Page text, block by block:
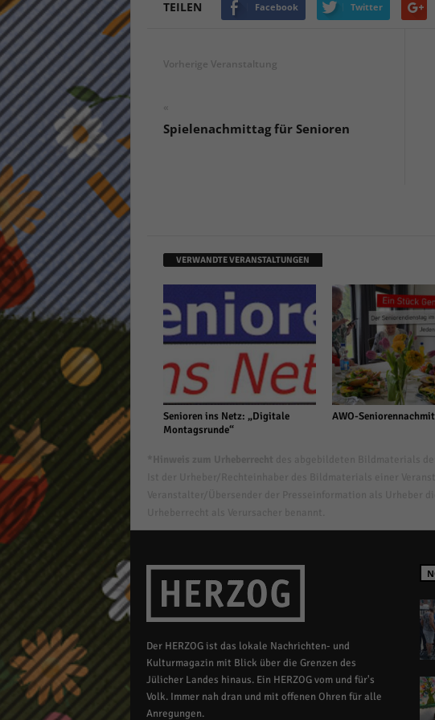
TEILEN Facebook Twitter
Vorherige Veranstaltung
«
Spielenachmittag für Senioren
VERWANDTE VERANSTALTUNGEN
Senioren ins Netz: „Digitale
Montagsrunde“
AWO-
Der HERZOG ist das lokale Nachrichten- und
Kulturmagazin mit Blick über die Grenzen des
Jülicher Landes hinaus. Ein HERZOG vom und für's
Volk. Immer nah dran und mit offenen Ohren für alle
Anregungen.
keiner manuellen